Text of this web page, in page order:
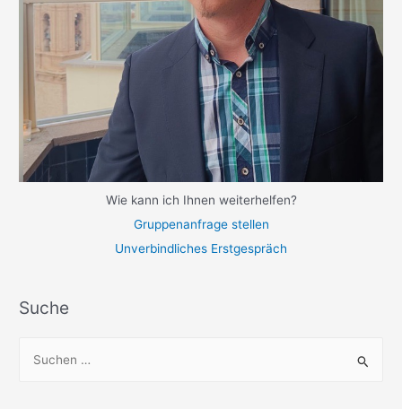
Wie kann ich Ihnen weiterhelfen?
Gruppenanfrage stellen
Unverbindliches Erstgespräch
Suche